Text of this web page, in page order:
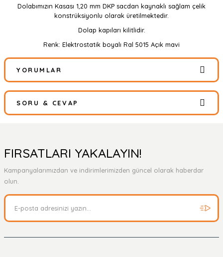
Dolabımızın Kasası 1,20 mm DKP sacdan kaynaklı sağlam çelik
konstrüksiyonlu olarak üretilmektedir.
Dolap kapıları kilitlidir.
Renk: Elektrostatik boyalı Ral 5015 Açık mavi
YORUMLAR
Bu ürüne ilk yorumu siz yapın!
Yorum Yaz
SORU & CEVAP
Ürün hakkında henüz soru sorulmamış.
FIRSATLARI YAKALAYIN!
Kampanyalarımızdan ve indirimlerimizden güncel olarak haberdar
olun.